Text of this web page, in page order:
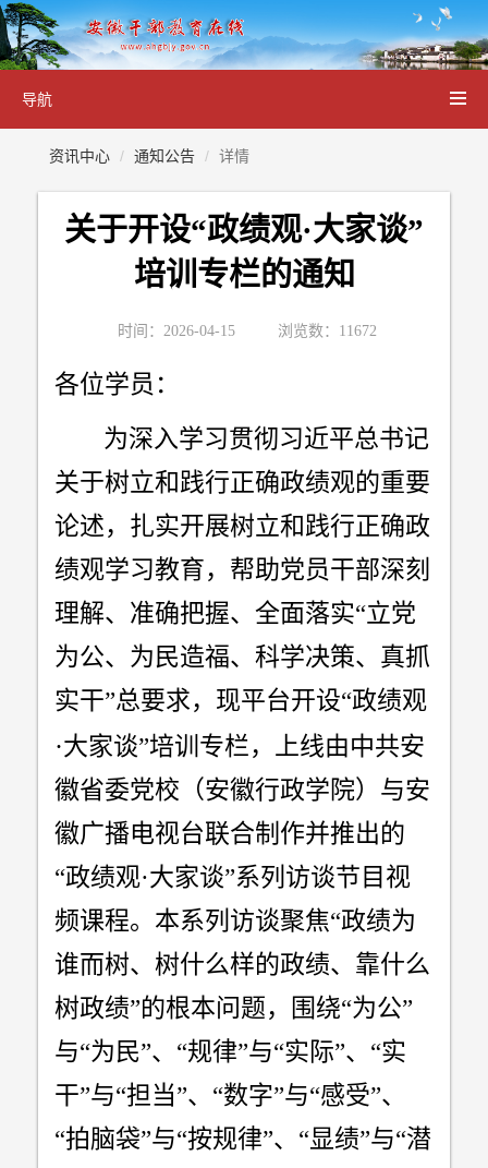
导航
资讯中心 通知公告 详情
关于开设“政绩观·大家谈”
培训专栏的通知
时间：2026-04-15 浏览数：11672
各位学员：
为深入学习贯彻习近平总书记
关于树立和践行正确政绩观的重要
论述，扎实开展树立和践行正确政
绩观学习教育，帮助党员干部深刻
理解、准确把握、全面落实“立党
为公、为民造福、科学决策、真抓
实干”总要求，现平台开设“政绩观
·大家谈”培训专栏，上线由中共安
徽省委党校（安徽行政学院）与安
徽广播电视台联合制作并推出的
“政绩观·大家谈”系列访谈节目视
频课程。本系列访谈聚焦“政绩为
谁而树、树什么样的政绩、靠什么
树政绩”的根本问题，围绕“为公”
与“为民”、“规律”与“实际”、“实
干”与“担当”、“数字”与“感受”、
“拍脑袋”与“按规律”、“显绩”与“潜